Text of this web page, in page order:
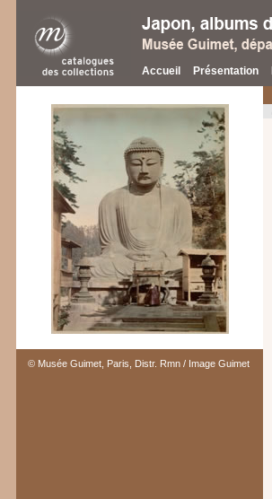
Accueil Présentation
© Musée Guimet, Paris, Distr. Rmn / Image Guimet